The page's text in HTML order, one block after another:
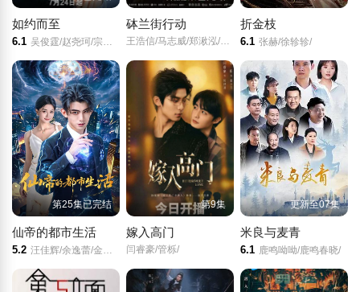
如约而至
6.1 吴俊霆/赵尧珂/宗元圆/高晓攀/李行亮/吴莫愁/辉子/王心怡/熊汝霖/孙一杰/曲羿成/王予/王旭东/高姝瑶/许纯/李泽宇/蔡淇/
砵兰街行动
王浩信/马志威/郑湫泓/刘尚麟/
折金枝
6.1 张赫/徐轸轸/
第25集已完结
仙帝的都市生活
5.2 汪佳辉/余逸蕾/金锦灿/王金柱/
第9集
嫁入高门
闫睿豪/管栎/
更新至07集
米良与麦青
6.1 鹿鸣呦呦/鹿鸣春晓/